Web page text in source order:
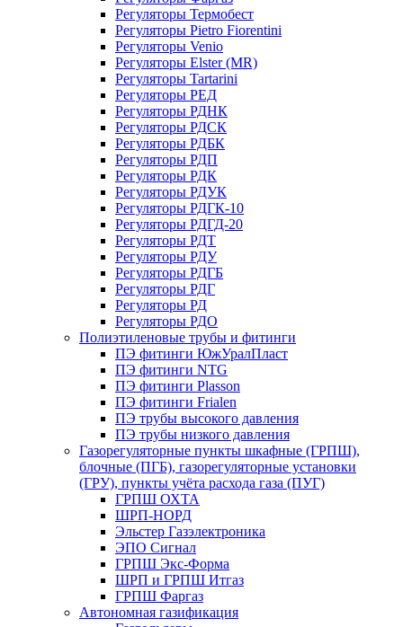
Регуляторы Термобест
Регуляторы Pietro Fiorentini
Регуляторы Venio
Регуляторы Elster (MR)
Регуляторы Tartarini
Регуляторы РЕД
Регуляторы РДНК
Регуляторы РДСК
Регуляторы РДБК
Регуляторы РДП
Регуляторы РДК
Регуляторы РДУК
Регуляторы РДГК-10
Регуляторы РДГД-20
Регуляторы РДТ
Регуляторы РДУ
Регуляторы РДГБ
Регуляторы РДГ
Регуляторы РД
Регуляторы РДО
Полиэтиленовые трубы и фитинги
ПЭ фитинги ЮжУралПласт
ПЭ фитинги NTG
ПЭ фитинги Plasson
ПЭ фитинги Frialen
ПЭ трубы высокого давления
ПЭ трубы низкого давления
Газорегуляторные пункты шкафные (ГРПШ),
блочные (ПГБ), газорегуляторные установки
(ГРУ), пункты учёта расхода газа (ПУГ)
ГРПШ ОХТА
ШРП-НОРД
Эльстер Газэлектроника
ЭПО Сигнал
ГРПШ Экс-Форма
ШРП и ГРПШ Итгаз
ГРПШ Фаргаз
Автономная газификация